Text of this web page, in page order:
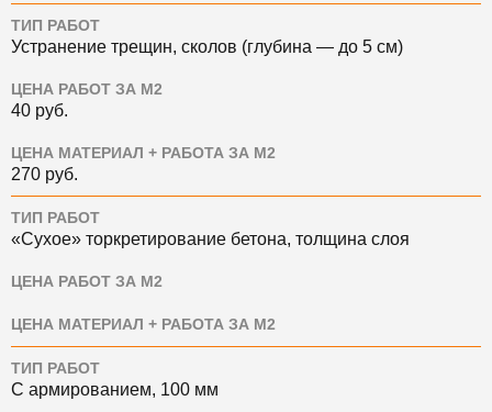
ТИП РАБОТ
Устранение трещин, сколов (глубина — до 5 см)
ЦЕНА РАБОТ ЗА М2
40 руб.
ЦЕНА МАТЕРИАЛ + РАБОТА ЗА М2
270 руб.
ТИП РАБОТ
«Сухое» торкретирование бетона, толщина слоя
ЦЕНА РАБОТ ЗА М2
ЦЕНА МАТЕРИАЛ + РАБОТА ЗА М2
ТИП РАБОТ
С армированием, 100 мм